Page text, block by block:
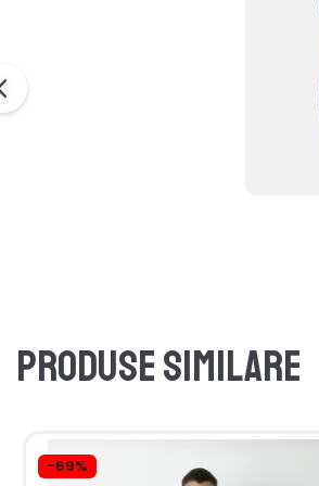
Produse similare
-69%